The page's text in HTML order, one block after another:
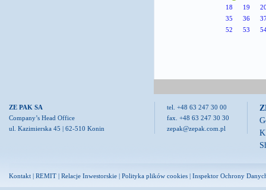
18
19
35
36
52
53
ZE PAK SA
Company’s Head Office
ul. Kazimierska 45 | 62-510 Konin
tel. +48 63 247 30 00
fax. +48 63 247 30 30
zepak@zepak.com.pl
Kontakt | REMIT | Relacje Inwestorskie | Polityka plików cookies | Inspektor Ochrony